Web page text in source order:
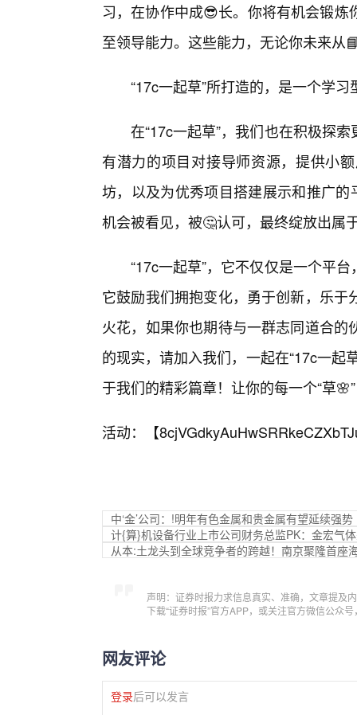
习，在协作中成😎长。你将有机会锻
至领导能力。这些能力，无论你未来从
“17c一起草”所打造的，是一个学
在“17c一起草”，我们也在积极探
有潜力的项目对接导师资源，提供小
坊，以及为优秀项目搭建展示和推广
机会被看见，被🤔认可，最终绽放出属
“17c一起草”，它不仅仅是一个平
它鼓励我们拥抱变化，勇于创新，乐
火花，如果你也期待与一群志同道合
的现实，请加入我们，一起在“17c一起
于我们的精彩篇章！让你的每一个“草
活动：【
中‘金’公司：!明年有色金属和贵金属有望延续强势
计{算}机设备行业上市公司财务总监PK：金宏气
从本:土龙头到全球竞争者的跨越！南京聚隆首座
声明：证券时报力求信息真实、准确，文章提及
下载“证券时报”官方APP，或关注官方微信公众
网友评论
登录后可以发言